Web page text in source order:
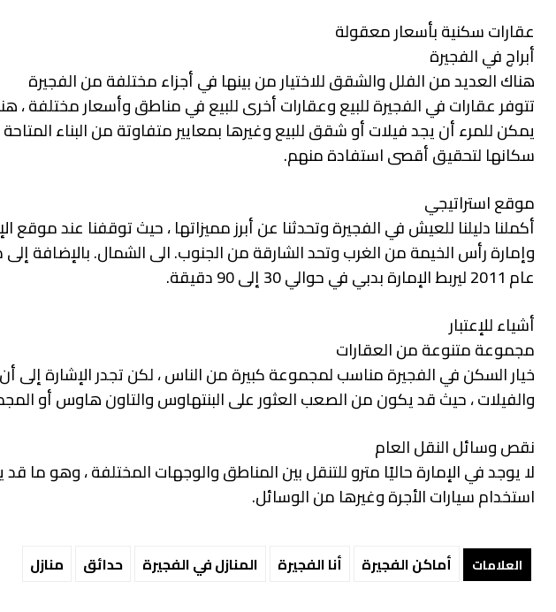
عقارات سكنية بأسعار معقولة
أبراج في الفجيرة
هناك العديد من الفلل والشقق للاختيار من بينها في أجزاء مختلفة من الفجيرة
تتوفر عقارات في الفجيرة للبيع وعقارات أخرى للبيع في مناطق وأسعار مختلفة ،
يمكن للمرء أن يجد فيلات أو شقق للبيع وغيرها بمعايير متفاوتة من البناء المتاحة
سكانها لتحقيق أقصى استفادة منهم.
موقع استراتيجي
أكملنا دليلنا للعيش في الفجيرة وتحدثنا عن أبرز مميزاتها ، حيث توقفنا عند
وإمارة رأس الخيمة من الغرب وتحد الشارقة من الجنوب. الى الشمال. بالإضافة
عام 2011 ليربط الإمارة بدبي في حوالي 30 إلى 90 دقيقة.
أشياء للإعتبار
مجموعة متنوعة من العقارات
خيار السكن في الفجيرة مناسب لمجموعة كبيرة من الناس ، لكن تجدر الإشارة
والفيلات ، حيث قد يكون من الصعب العثور على البنتهاوس والتاون هاوس أو
نقص وسائل النقل العام
لا يوجد في الإمارة حاليًا مترو للتنقل بين المناطق والوجهات المختلفة ، وهو
استخدام سيارات الأجرة وغيرها من الوسائل.
العلامات أماكن الفجيرة أنا الفجيرة المنازل في الفجيرة حدائق منازل